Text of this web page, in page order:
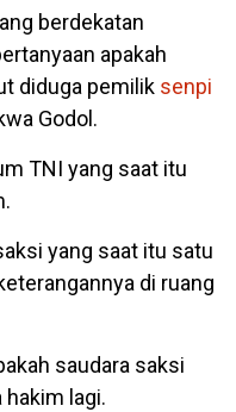
berdekatan
apakah
diduga pemilik senpi
Godol.
TNI yang saat itu
yang saat itu satu
di ruang
saudara saksi
lagi.